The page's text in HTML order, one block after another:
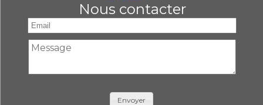
Nous contacter
Envoyer